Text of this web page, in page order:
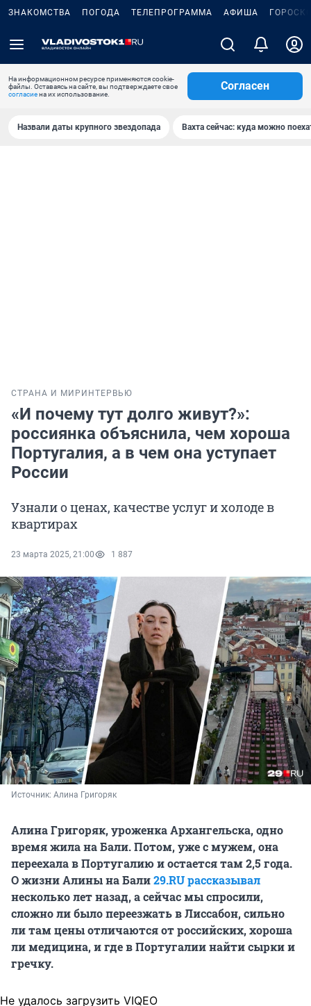
ЗНАКОМСТВА ПОГОДА ТЕЛЕПРОГРАММА АФИША
На информационном ресурсе применяются cookie-
файлы. Оставаясь на сайте, вы подтверждаете свое
согласиена их использование.
Согласен
Назвали даты крупного звездопада Вахта сейчас: куда можно
СТРАНА И МИР ИНТЕРВЬЮ
«И почему тут долго живут?»:
россиянка объяснила, чем хороша
Португалия, а в чем она уступает
России
Узнали о ценах, качестве услуг и холоде в
квартирах
23 марта 2025, 21:00 1 887
Источник: Алина Григоряк
Алина Григоряк, уроженка Архангельска, одно
время жила на Бали. Потом, уже с мужем, она
переехала в Португалию и остается там2,5 года.
О жизни Алины на Бали29.RUрассказывал
несколько лет назад, а сейчас мы спросили,
сложно ли было переезжать в Лиссабон, сильно
ли там цены отличаются от российских, хороша
ли медицина, и где в Португалии найти сырки и
гречку.
Не удалось загрузить VIQEO